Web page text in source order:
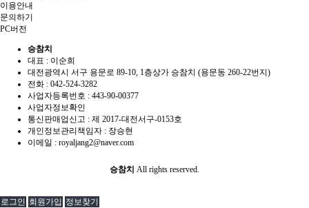
이용안내
문의하기
PC버전
승참치
대표 : 이순희
대전광역시 서구 용문로 89-10, 1층상가 승참치 (용문동 260-22번지)
전화 : 042-524-3282
사업자등록번호 : 443-90-00377
사업자정보확인
통신판매업신고 : 제 2017-대전서구-0153호
개인정보관리책임자 : 장승현
이메일 : royaljang2@naver.com
승참치 All rights reserved.
로그인 회원가입 정보찾기